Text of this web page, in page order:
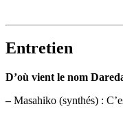
Entretien
D’où vient le nom
–Masahiko (synthés) :